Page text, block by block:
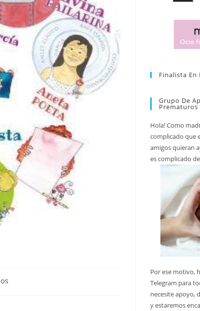
Finalista En
Grupo De
Prematuros
Hola! Como
complicado que
amigos quieran
es complicado
Por ese motivo,
Telegram para
necesite apoyo,
y estaremos